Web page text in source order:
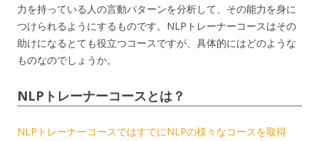
力を持っている人の言動パターンを分析して、その能力を身に
つけられるようにするものです。NLPトレーナーコースはその
助けになるとても役立つコースですが、具体的にはどのような
ものなのでしょうか。
NLPトレーナーコースとは？
NLPトレーナーコースではすでにNLPの様々なコースを取得